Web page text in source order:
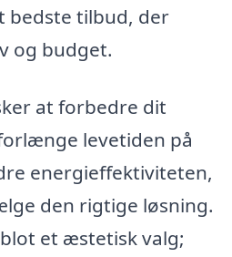
bedste tilbud, der
og budget.
at forbedre dit
levetiden på
energieffektiviteten,
den rigtige løsning.
et æstetisk valg;